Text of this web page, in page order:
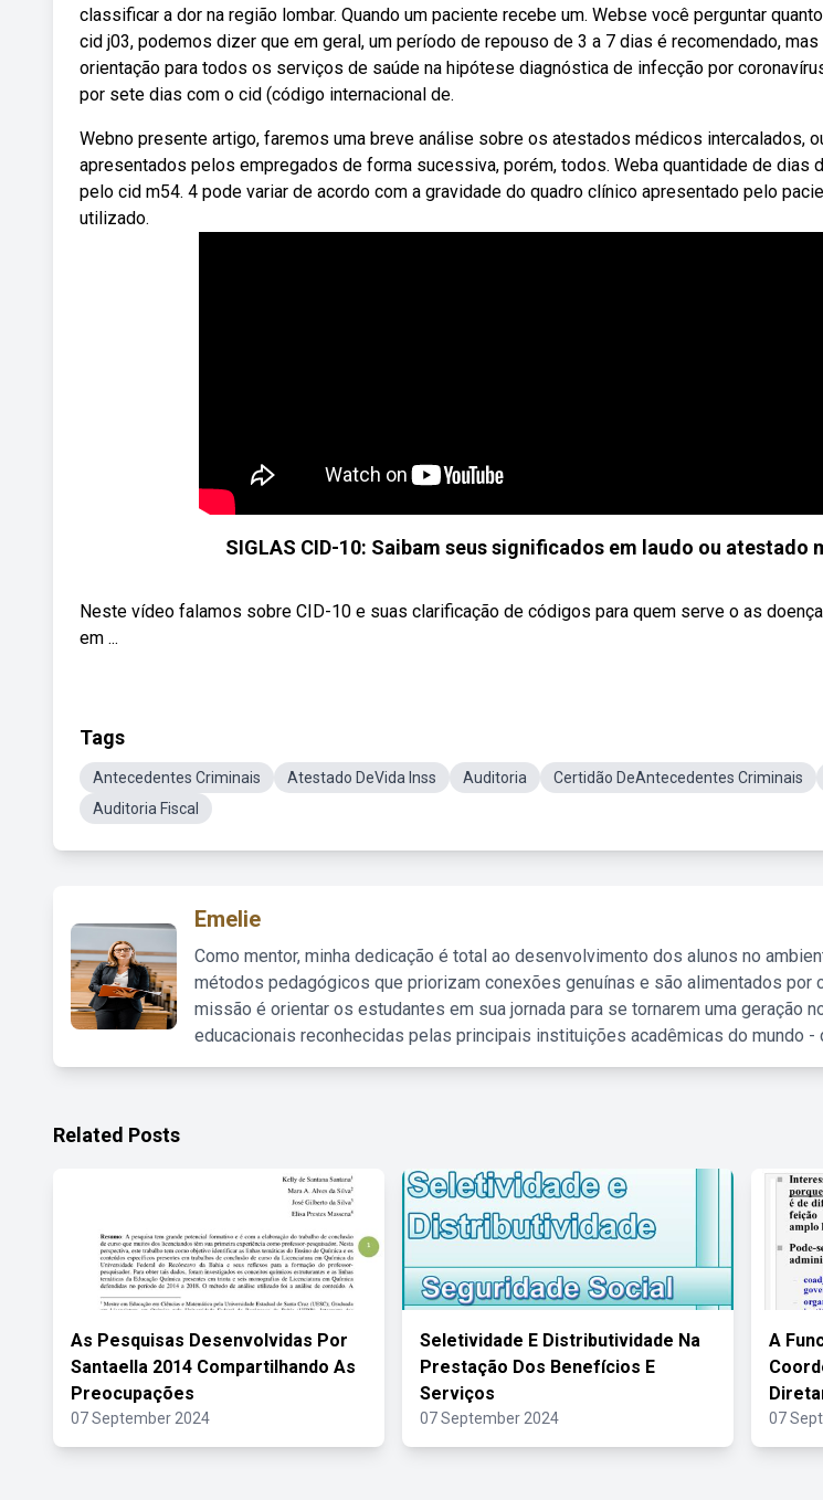
classificar a dor na região lombar. Quando um paciente recebe um. Webse você perguntar
cid j03, podemos dizer que em geral, um período de repouso de 3 a 7 dias é recomendado,
orientação para todos os serviços de saúde na hipótese diagnóstica de infecção por
por sete dias com o cid (código internacional de.
Webno presente artigo, faremos uma breve análise sobre os atestados médicos intercalados,
apresentados pelos empregados de forma sucessiva, porém, todos. Weba quantidade de dias
pelo cid m54. 4 pode variar de acordo com a gravidade do quadro clínico apresentado pelo
utilizado.
SIGLAS CID-10: Saibam seus significados em laudo ou atestado
Neste vídeo falamos sobre CID-10 e suas clarificação de códigos para quem serve o as
em ...
Tags
Antecedentes Criminais Atestado DeVida Inss Auditoria Certidão DeAntecedentes Criminais
Auditoria Fiscal
Emelie
Como mentor, minha dedicação é total ao desenvolvimento dos alunos no
métodos pedagógicos que priorizam conexões genuínas e são alimentados por
missão é orientar os estudantes em sua jornada para se tornarem uma geração
educacionais reconhecidas pelas principais instituições acadêmicas do mundo -
Related Posts
As Pesquisas Desenvolvidas Por
Santaella 2014 Compartilhando As
Preocupações
07 September 2024
Seletividade E Distributividade Na
Prestação Dos Benefícios E
Serviços
07 September 2024
A
07